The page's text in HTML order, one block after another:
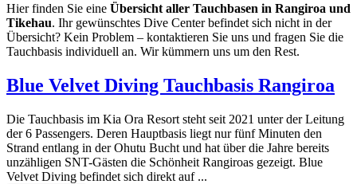
Hier finden Sie eine Übersicht aller Tauchbasen in Rangiroa und
Tikehau. Ihr gewünschtes Dive Center befindet sich nicht in der
Übersicht? Kein Problem – kontaktieren Sie uns und fragen Sie die
Tauchbasis individuell an. Wir kümmern uns um den Rest.
Blue Velvet Diving Tauchbasis Rangiroa
Die Tauchbasis im Kia Ora Resort steht seit 2021 unter der Leitung
der 6 Passengers. Deren Hauptbasis liegt nur fünf Minuten den
Strand entlang in der Ohutu Bucht und hat über die Jahre bereits
unzähligen SNT-Gästen die Schönheit Rangiroas gezeigt. Blue
Velvet Diving befindet sich direkt auf ...